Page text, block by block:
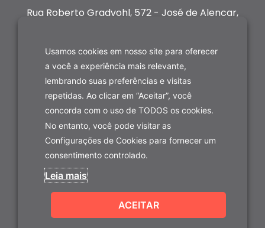
Rua Roberto Gradvohl, 572 - José de Alencar,
(85) 9.9277-7922
Usamos cookies em nosso site para oferecer
a você a experiência mais relevante,
lembrando suas preferências e visitas
repetidas. Ao clicar em “Aceitar”, você
concorda com o uso de TODOS os cookies.
No entanto, você pode visitar as
Configurações de Cookies para fornecer um
consentimento controlado.
Leia mais
ACEITAR